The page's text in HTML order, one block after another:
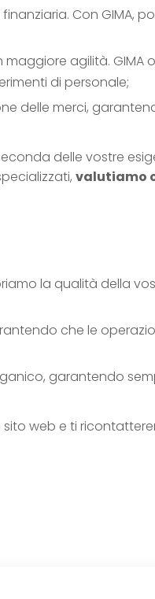
Con GIMA,
agilità. GIMA
di personale;
delle merci,
delle vostre
valutiamo
la qualità della
che le
garantendo
web e ti